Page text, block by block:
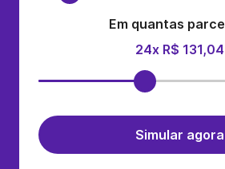
Em quantas
24x R$ 131,04
Simular agora